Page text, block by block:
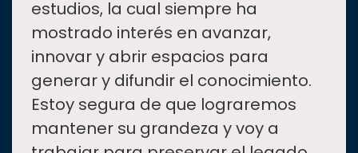
estudios, la cual siempre ha
mostrado interés en avanzar,
innovar y abrir espacios para
generar y difundir el conocimiento.
Estoy segura de que lograremos
mantener su grandeza y voy a